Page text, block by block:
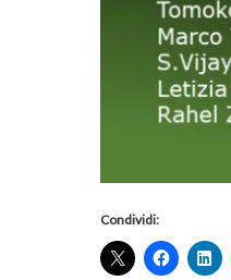
Condividi: